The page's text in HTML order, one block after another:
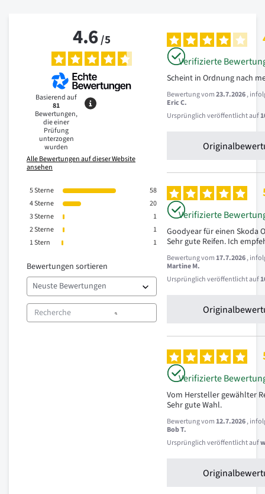
4.6/5
Basierend auf
81
Bewertungen,
die einer
Prüfung
unterzogen
wurden
Alle Bewertungen auf dieser Website
ansehen
5Sterne
58
4Sterne
20
3Sterne
1
2Sterne
1
1Stern 1
Bewertungen sortieren
Verifizierte
Scheint in Ordnung nach
Bewertung vom23.7.2026,
Eric C.
Ursprünglich veröffentlicht auf
Verifizierte
Goodyear für einen Skoda
Sehr gute Reifen. Ich
Bewertung vom17.7.2026,
Martine M.
Ursprünglich veröffentlicht auf
Verifizierte
Vom Hersteller gewählter
Sehr gute Wahl.
Bewertung vom12.7.2026,
Bob T.
Ursprünglich veröffentlicht auf